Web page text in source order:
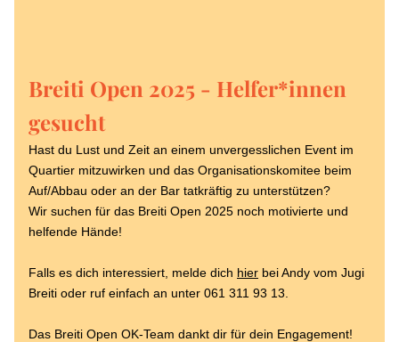
Breiti Open 2025 - Helfer*innen
gesucht
Hast du Lust und Zeit an einem unvergesslichen Event im
Quartier mitzuwirken und das Organisationskomitee beim
Auf/Abbau oder an der Bar tatkräftig zu unterstützen?
Wir suchen für das Breiti Open 2025 noch motivierte und
helfende Hände!
Falls es dich interessiert, melde dich hier bei Andy vom Jugi
Breiti oder ruf einfach an unter 061 311 93 13
Das Breiti Open OK-Team dankt dir für dein Engagement!